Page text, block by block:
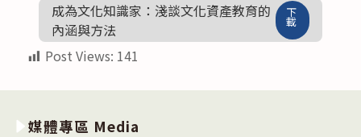
成為文化知識家：淺談文化資產教育的
內涵與方法
下
載
Post Views: 141
媒體專區 Media